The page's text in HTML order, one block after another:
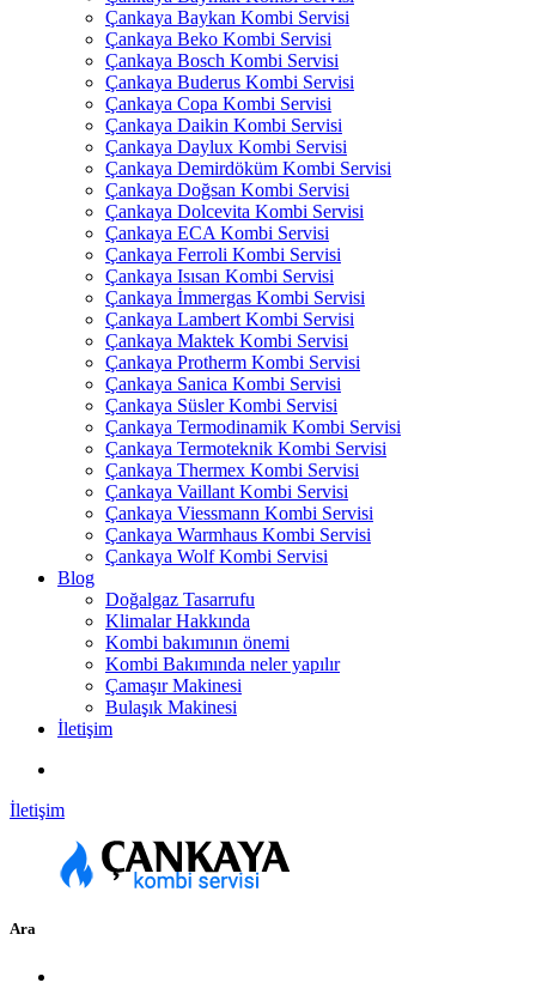
Çankaya Baykan Kombi Servisi
Çankaya Beko Kombi Servisi
Çankaya Bosch Kombi Servisi
Çankaya Buderus Kombi Servisi
Çankaya Copa Kombi Servisi
Çankaya Daikin Kombi Servisi
Çankaya Daylux Kombi Servisi
Çankaya Demirdöküm Kombi Servisi
Çankaya Doğsan Kombi Servisi
Çankaya Dolcevita Kombi Servisi
Çankaya ECA Kombi Servisi
Çankaya Ferroli Kombi Servisi
Çankaya Isısan Kombi Servisi
Çankaya İmmergas Kombi Servisi
Çankaya Lambert Kombi Servisi
Çankaya Maktek Kombi Servisi
Çankaya Protherm Kombi Servisi
Çankaya Sanica Kombi Servisi
Çankaya Süsler Kombi Servisi
Çankaya Termodinamik Kombi Servisi
Çankaya Termoteknik Kombi Servisi
Çankaya Thermex Kombi Servisi
Çankaya Vaillant Kombi Servisi
Çankaya Viessmann Kombi Servisi
Çankaya Warmhaus Kombi Servisi
Çankaya Wolf Kombi Servisi
Blog
Doğalgaz Tasarrufu
Klimalar Hakkında
Kombi bakımının önemi
Kombi Bakımında neler yapılır
Çamaşır Makinesi
Bulaşık Makinesi
İletişim
İletişim
Ara